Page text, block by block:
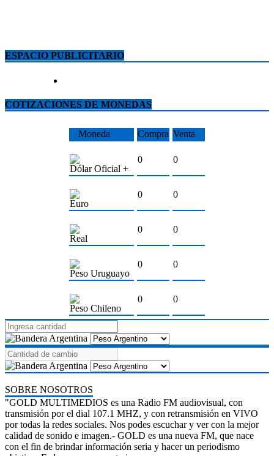
ESPACIO PUBLICITARIO
COTIZACIONES DE MONEDAS
Moneda Compra Venta
Dólar Oficial +
0 0
Euro
0 0
Real
0 0
Peso Uruguayo
0 0
Peso Chileno
0 0
SOBRE NOSOTROS
"GOLD MULTIMEDIOS es una Radio FM audiovisual, con
transmisión por el dial 107.1 MHZ, y con retransmisión en VIVO
por todas la redes sociales. Nos podes escuchar y ver con la mejor
calidad de sonido e imagen.- GOLD es una nueva FM, que nace
con el fin de brindar información seria y hacer un periodismo